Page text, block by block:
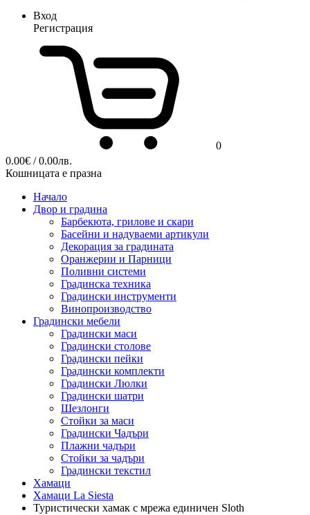
Вход
Регистрация
0
0.00€ / 0.00лв.
Кошницата е празна
Начало
Двор и градина
Барбекюта, грилове и скари
Басейни и надуваеми артикули
Декорация за градината
Оранжерии и Парници
Поливни системи
Градинска техника
Градински инструменти
Винопроизводство
Градински мебели
Градински маси
Градински столове
Градински пейки
Градински комплекти
Градински Люлки
Градински шатри
Шезлонги
Стойки за маси
Градински Чадъри
Плажни чадъри
Стойки за чадъри
Градински текстил
Хамаци
Хамаци La Siesta
Туристически хамак с мрежа единичен Sloth